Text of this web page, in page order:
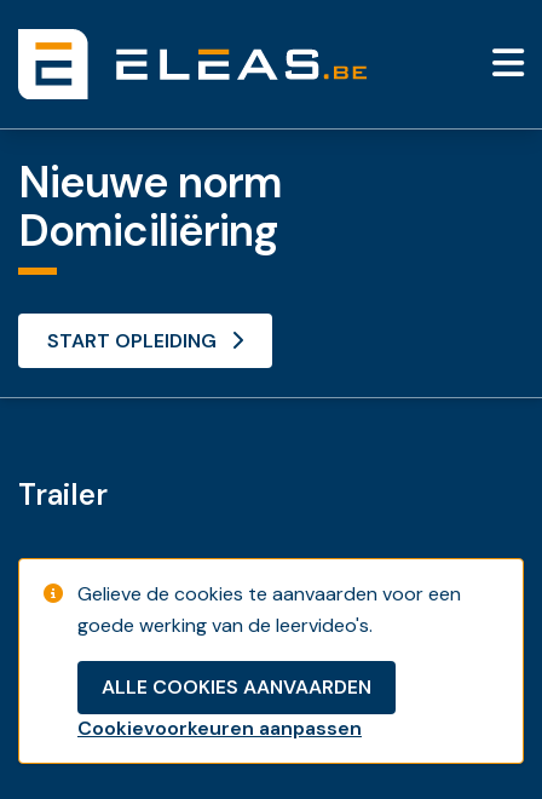
Nieuwe norm
Domiciliëring
START OPLEIDING
Trailer
Gelieve de cookies te aanvaarden voor een
goede werking van de leervideo's.
ALLE COOKIES AANVAARDEN
Cookievoorkeuren aanpassen